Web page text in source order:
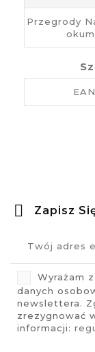
Przegrody
Zapisz
Wyrażam
danych
newslettera.
zrezygnować
informacji: